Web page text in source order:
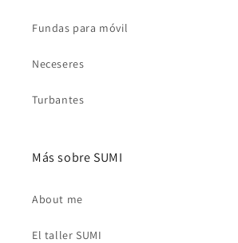
Fundas para móvil
Neceseres
Turbantes
Más sobre SUMI
About me
El taller SUMI